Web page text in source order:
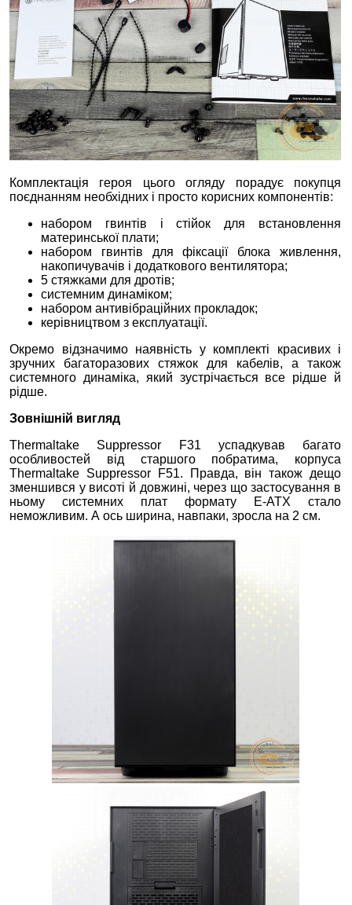
Комплектація героя цього огляду порадує покупця
поєднанням необхідних і просто корисних компонентів:
набором гвинтів і стійок для встановлення
материнської плати;
набором гвинтів для фіксації блока живлення,
накопичувачів і додаткового вентилятора;
5 стяжками для дротів;
системним динаміком;
набором антивібраційних прокладок;
керівництвом з експлуатації.
Окремо відзначимо наявність у комплекті красивих і
зручних багаторазових стяжок для кабелів, а також
системного динаміка, який зустрічається все рідше й
рідше.
Зовнішній вигляд
Thermaltake Suppressor F31 успадкував багато
особливостей від старшого побратима, корпуса
Thermaltake Suppressor F51. Правда, він також дещо
зменшився у висоті й довжині, через що застосування в
ньому системних плат формату E-ATX стало
неможливим. А ось ширина, навпаки, зросла на 2 см.